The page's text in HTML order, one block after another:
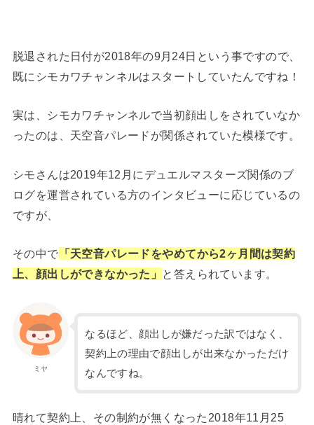
脱退された日付が2018年の9月24日という事ですので、
既にシモカワチャンネルはスタートしていたんですね！
実は、シモカワチャンネルで当初顔出しをされていなか
ったのは、天空音パレードが関係されていた模様です。
シモさんは2019年12月にデュエルマスターズ関係のブ
ログを運営されている方のインタビューに応じているの
ですが、
その中で 「天空音パレードをやめてから2ヶ月間は契約
上、顔出しができなかった」 と答えられています。
ミヤ
なるほど、顔出しが嫌だった訳ではなく、
契約上の理由で顔出しが出来なかっただけ
なんですね。
晴れて契約上、その制約が無くなった2018年11月25